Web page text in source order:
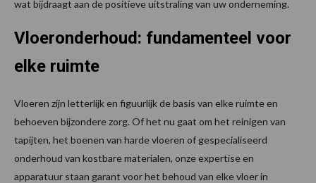
wat bijdraagt aan de positieve uitstraling van uw onderneming.
Vloeronderhoud: fundamenteel voor
elke ruimte
Vloeren zijn letterlijk en figuurlijk de basis van elke ruimte en
behoeven bijzondere zorg. Of het nu gaat om het reinigen van
tapijten, het boenen van harde vloeren of gespecialiseerd
onderhoud van kostbare materialen, onze expertise en
apparatuur staan garant voor het behoud van elke vloer in